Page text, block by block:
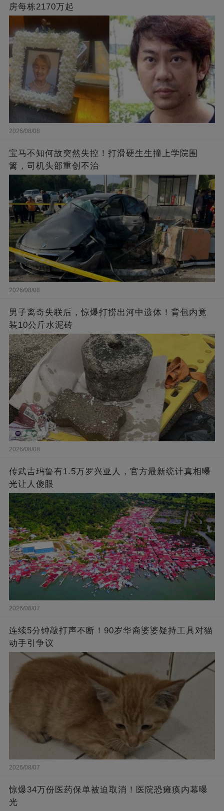
房每栋2170万起
2026/08/08
宝马不知何故突然失控！打滑硬生生撞上学院围
篱，司机头部重创不治
2026/08/08
男子离奇失联后，惊爆打捞出河中遗体！背包内竟
装10公斤水泥砖
2026/08/08
传武吉玛鲁有1.5万罗兴亚人，官方最新统计真相曝
光让人傻眼
2026/08/07
连续5分钟敲打声不断！90岁华裔婆婆疑持工具对猫
动手引争议
2026/08/07
惊爆34万份医药保单被迫取消！医院恐瘫痪内幕曝
光